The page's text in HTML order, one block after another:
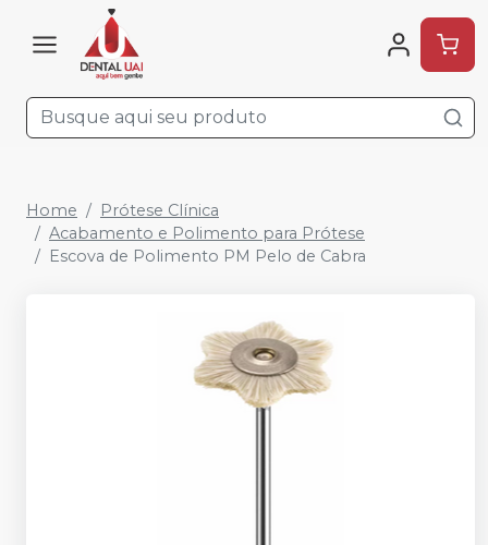
Home
Prótese Clínica
Acabamento e Polimento para Prótese
Escova de Polimento PM Pelo de Cabra